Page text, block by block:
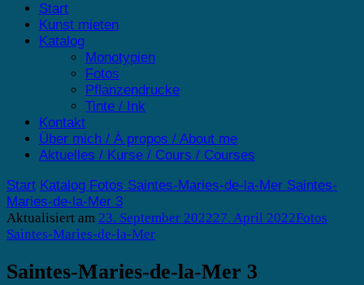
Start
Kunst mieten
Katalog
Monotypien
Fotos
Pflanzendrucke
Tinte / Ink
Kontakt
Über mich / À propos / About me
Aktuelles / Kurse / Cours / Courses
Start Katalog Fotos Saintes-Maries-de-la-Mer Saintes-
Maries-de-la-Mer 3
Aktualisiert am 23. September 202227. April 2022Fotos
Saintes-Maries-de-la-Mer
Saintes-Maries-de-la-Mer 3